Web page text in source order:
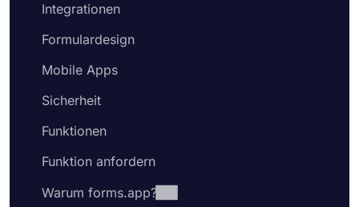
Integrationen
Formulardesign
Mobile Apps
Sicherheit
Funktionen
Funktion anfordern
Warum forms.app?